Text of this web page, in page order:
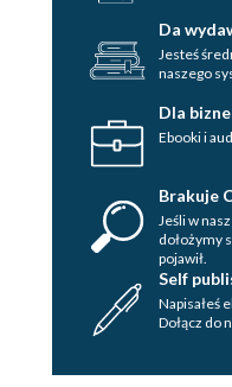
Da
Jesteś
naszego
Dla
Ebooki i
Brakuje
Jeśli w
dołożymy
pojawił.
Self
Napisałeś
Dołącz do